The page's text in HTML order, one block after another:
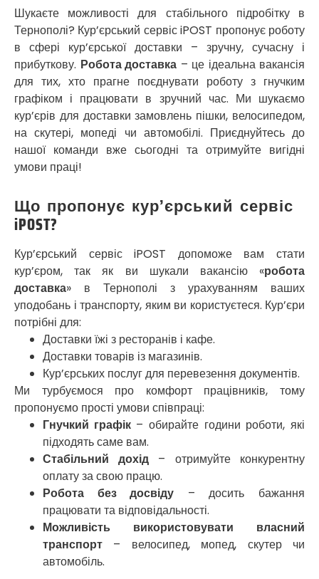
Шукаєте можливості для стабільного підробітку в
Тернополі? Кур’єрський сервіс iPOST пропонує роботу
в сфері кур’єрської доставки – зручну, сучасну і
прибуткову. Робота доставка – це ідеальна вакансія
для тих, хто прагне поєднувати роботу з гнучким
графіком і працювати в зручний час. Ми шукаємо
кур’єрів для доставки замовлень пішки, велосипедом,
на скутері, мопеді чи автомобілі. Приєднуйтесь до
нашої команди вже сьогодні та отримуйте вигідні
умови праці!
Що пропонує кур’єрський сервіс
iPOST?
Кур’єрський сервіс iPOST допоможе вам стати
кур’єром, так як ви шукали вакансію «робота
доставка» в Тернополі з урахуванням ваших
уподобань і транспорту, яким ви користуєтеся. Кур’єри
потрібні для:
Доставки їжі з ресторанів і кафе.
Доставки товарів із магазинів.
Кур’єрських послуг для перевезення документів.
Ми турбуємося про комфорт працівників, тому
пропонуємо прості умови співпраці:
Гнучкий графік– обирайте години роботи, які
підходять саме вам.
Стабільний дохід– отримуйте конкурентну
оплату за свою працю.
Робота без досвіду – досить бажання
працювати та відповідальності.
Можливість використовувати власний
транспорт – велосипед, мопед, скутер чи
автомобіль.
Кропивницький
Крихівці
Крюківщина
Крижанівка
Ладижин
Лісники
Лиманка
Лозова
Лубни
Луцьк
Лука-Мелешківська
Малин
Марганець
Мукачево
Нетішин
Ніжин
Микитинці
Миколаїв
Нікополь
Новоолександрівка
Новомосковськ
Новосілки
Нововолинськ
Обухів
Обухівка
Одеса
Острог
Павлоград
Переяслав
Первомайськ
Пісочин
Петриків
Петропавлівська Борщагівка